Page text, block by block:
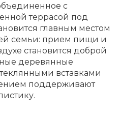
с
террасой под
главным местом
семьи: прием пищи и
становится доброй
деревянные
вставками
поддерживают